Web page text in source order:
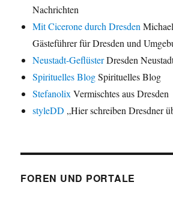
Nachrichten
Mit Cicerone durch Dresden
Gästeführer für Dresden und
Neustadt-GeflüsterDresden
Spirituelles BlogSpirituelles Blog
StefanolixVermischtes aus Dresden
styleDD „Hier schreiben Dresdner
FOREN UND PORTALE